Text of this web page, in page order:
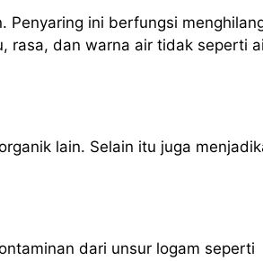
Penyaring ini berfungsi
rasa, dan warna air tidak seperti
lain. Selain itu juga
dari unsur logam seperti